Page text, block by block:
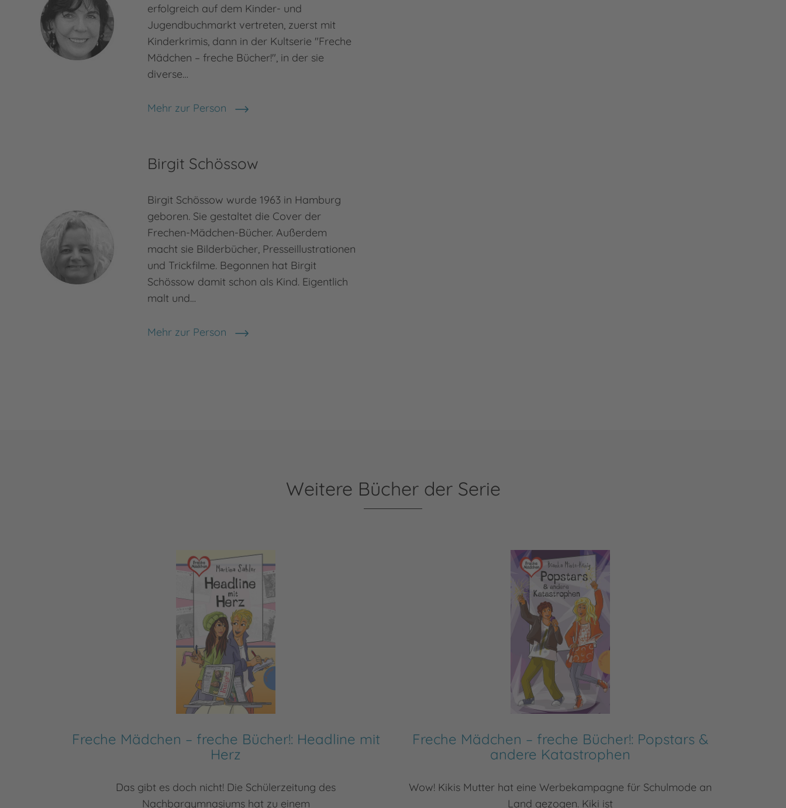
erfolgreich auf dem Kinder- und
Jugendbuchmarkt vertreten, zuerst mit
Kinderkrimis, dann in der Kultserie "Freche
Mädchen – freche Bücher!", in der sie
diverse…
Mehr zur Person
Irene Zimmermann
Birgit Schössow
Birgit Schössow wurde 1963 in Hamburg
geboren. Sie gestaltet die Cover der
Frechen-Mädchen-Bücher. Außerdem
macht sie Bilderbücher, Presseillustrationen
und Trickfilme. Begonnen hat Birgit
Schössow damit schon als Kind. Eigentlich
malt und…
Mehr zur Person
Birgit Schössow
Weitere Bücher der Serie
Freche Mädchen – freche Bücher!: Headline mit
Herz
Das gibt es doch nicht! Die Schülerzeitung des
Nachbargymnasiums hat zu einem
Freche Mädchen – freche Bücher!: Popstars &
andere Katastrophen
Wow! Kikis Mutter hat eine Werbekampagne für Schulmode an
Land gezogen. Kiki ist